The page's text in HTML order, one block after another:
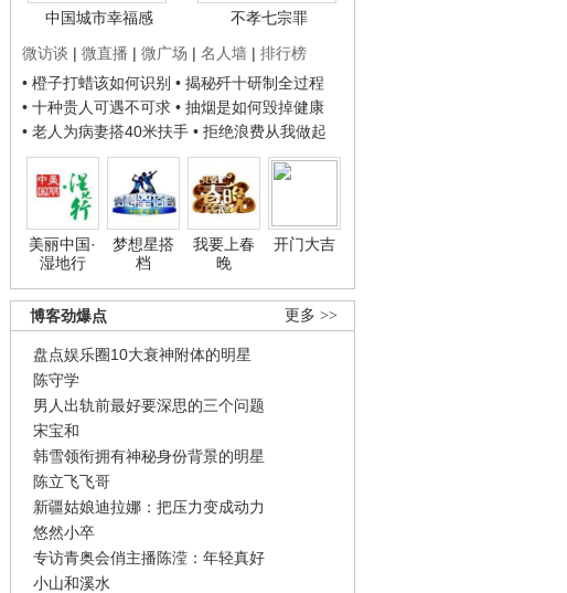
中国城市幸福感
不孝七宗罪
微访谈 | 微直播 | 微广场 | 名人墙 | 排行榜
• 橙子打蜡该如何识别 • 揭秘歼十研制全过程
• 十种贵人可遇不可求 • 抽烟是如何毁掉健康
• 老人为病妻搭40米扶手 • 拒绝浪费从我做起
美丽中国·
湿地行
梦想星搭
档
我要上春
晚
开门大吉
更多 >>
博客劲爆点
盘点娱乐圈10大衰神附体的明星
陈守学
男人出轨前最好要深思的三个问题
宋宝和
韩雪领衔拥有神秘身份背景的明星
陈立飞飞哥
新疆姑娘迪拉娜：把压力变成动力
悠然小卒
专访青奥会俏主播陈滢：年轻真好
小山和溪水